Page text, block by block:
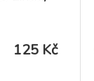
125 Kč